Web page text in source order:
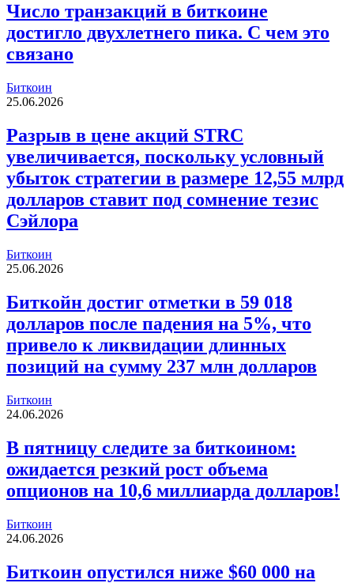
Число транзакций в биткоине
достигло двухлетнего пика. С чем это
связано
Биткоин
25.06.2026
Разрыв в цене акций STRC
увеличивается, поскольку условный
убыток стратегии в размере 12,55 млрд
долларов ставит под сомнение тезис
Сэйлора
Биткоин
25.06.2026
Биткойн достиг отметки в 59 018
долларов после падения на 5%, что
привело к ликвидации длинных
позиций на сумму 237 млн долларов
Биткоин
24.06.2026
В пятницу следите за биткоином:
ожидается резкий рост объема
опционов на 10,6 миллиарда долларов!
Биткоин
24.06.2026
Биткоин опустился ниже $60 000 на